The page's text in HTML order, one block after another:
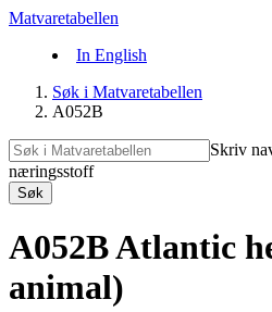
Matvaretabellen
In English
Søk i Matvaretabellen
A052B
Skriv
næringsstoff
Søk
A052B Atlantic
animal)